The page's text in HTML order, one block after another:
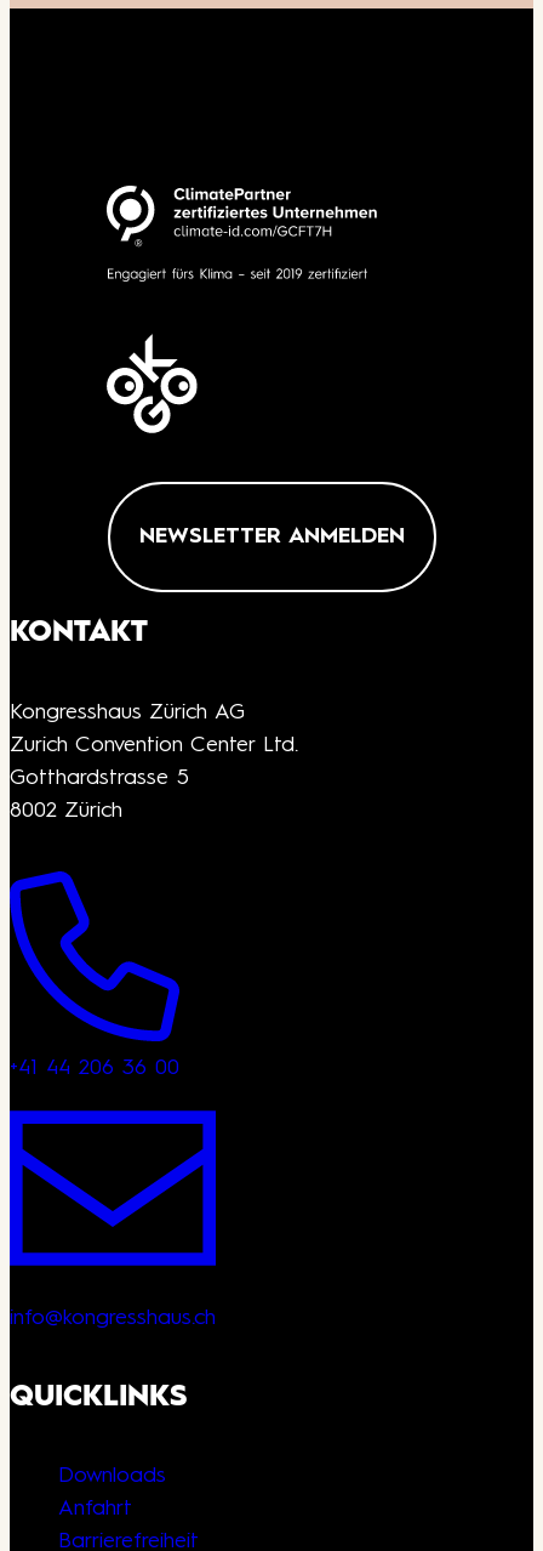
NEWSLETTER ANMELDEN
KONTAKT
Kongresshaus Zürich AG
Zurich Convention Center Ltd.
Gotthardstrasse 5
8002 Zürich
+41 44 206 36 00
info@kongresshaus.ch
QUICKLINKS
Downloads
Anfahrt
Barrierefreiheit